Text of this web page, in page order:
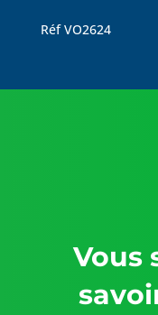
Réf VO2624
Vous